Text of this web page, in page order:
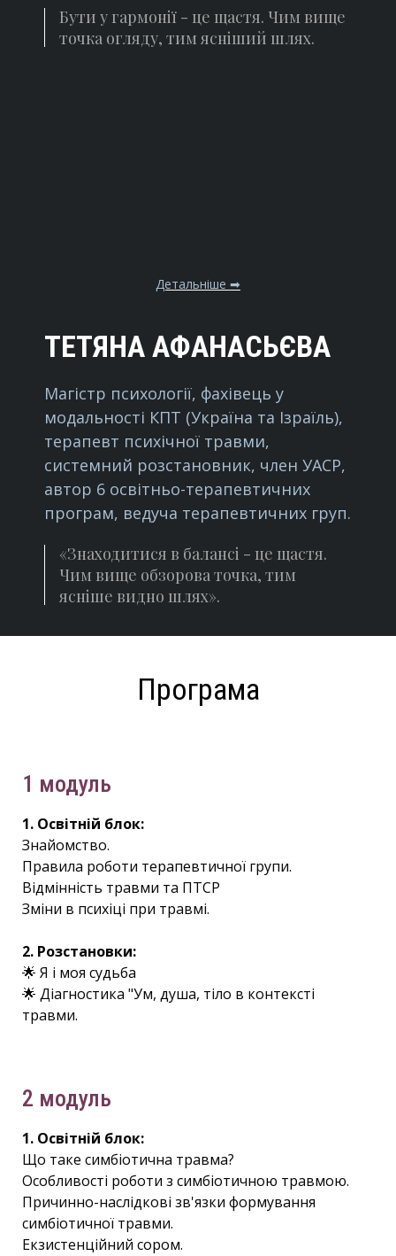
Бути у гармонії - це щастя. Чим вище
точка огляду, тим ясніший шлях.
Детальніше ➡
ТЕТЯНА АФАНАСЬЄВА
Магістр психології, фахівець у
модальності КПТ (Україна та Ізраїль),
терапевт психічної травми,
системний розстановник, член УАСР,
автор 6 освітньо-терапевтичних
програм, ведуча терапевтичних груп.
«Знаходитися в балансі - це щастя.
Чим вище обзорова точка, тим
ясніше видно шлях».
Програма
1 модуль
1. Освітній блок:
Знайомство.
Правила роботи терапевтичної групи.
Відмінність травми та ПТСР
Зміни в психіці при травмі.
2. Розстановки:
🌟 Я і моя судьба
🌟 Діагностика "Ум, душа, тіло в контексті
травми.
2 модуль
1. Освітній блок:
Що таке симбіотична травма?
Особливості роботи з симбіотичною травмою.
Причинно-наслідкові зв'язки формування
симбіотичної травми.
Екзистенційний сором.